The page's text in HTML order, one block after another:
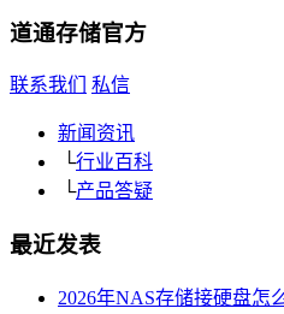
道通存储官方
联系我们 私信
新闻资讯
└行业百科
└产品答疑
最近发表
2026年NAS存储接硬盘怎